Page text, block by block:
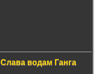
Слава водам Ганга